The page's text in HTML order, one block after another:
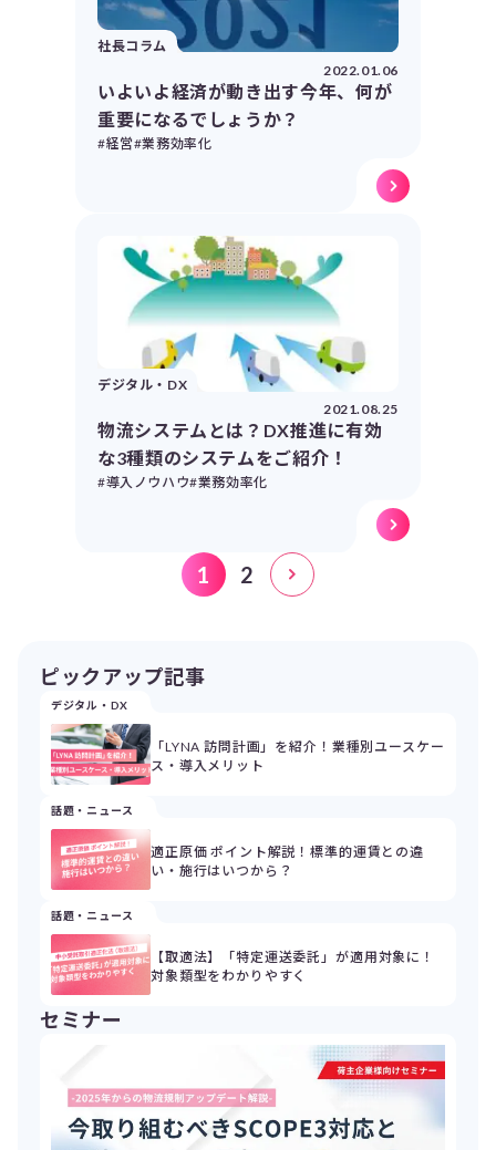
社長コラム
2022.01.06
いよいよ経済が動き出す今年、何が
重要になるでしょうか？
#経営#業務効率化
デジタル・DX
2021.08.25
物流システムとは？DX推進に有効
な3種類のシステムをご紹介！
#導入ノウハウ#業務効率化
1 2
ピックアップ記事
デジタル・DX
「LYNA 訪問計画」を紹介！業種別ユースケー
ス・導入メリット
話題・ニュース
適正原価 ポイント解説！標準的運賃との違
い・施行はいつから？
話題・ニュース
【取適法】「特定運送委託」が適用対象に！
対象類型をわかりやすく
セミナー